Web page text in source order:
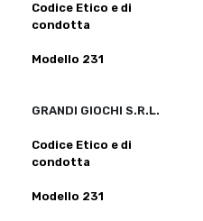
Codice Etico e di
condotta
Modello 231
GRANDI GIOCHI S.R.L.
Codice Etico e di
condotta
Modello 231